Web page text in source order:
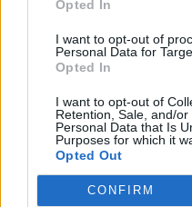
Opted In
I want to opt-out of
Personal Data for
Opted In
I want to opt-out of
Retention, Sale, and/
Personal Data that Is
Purposes for which it
Opted Out
CONFIRM
Esim for Global|Esim
Esim for USA|
for Turkey|Esim for
for Asia
Esim for World